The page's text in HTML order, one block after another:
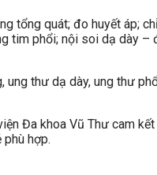
tổng quát; đo huyết áp;
tim phổi; nội soi dạ dày
thư dạ dày, ung thư
Đa khoa Vũ Thư cam
hợp.